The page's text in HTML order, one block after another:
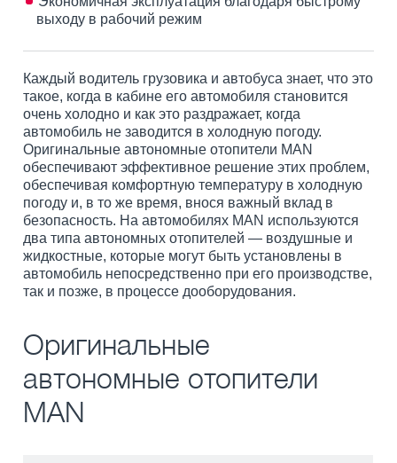
выходу в рабочий режим
Каждый водитель грузовика и автобуса знает, что это
такое, когда в кабине его автомобиля становится
очень холодно и как это раздражает, когда
автомобиль не заводится в холодную погоду.
Оригинальные автономные отопители MAN
обеспечивают эффективное решение этих проблем,
обеспечивая комфортную температуру в холодную
погоду и, в то же время, внося важный вклад в
безопасность. На автомобилях MAN используются
два типа автономных отопителей — воздушные и
жидкостные, которые могут быть установлены в
автомобиль непосредственно при его производстве,
так и позже, в процессе дооборудования.
Оригинальные
автономные отопители
MAN